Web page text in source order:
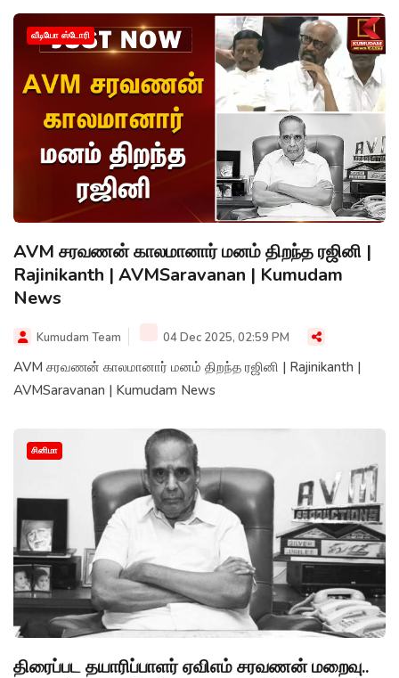
வீடியோ ஸ்டோரி
AVM சரவணன் காலமானார் மனம் திறந்த ரஜினி |
Rajinikanth | AVMSaravanan | Kumudam
News
Kumudam Team 04 Dec 2025, 02:59 PM
AVM சரவணன் காலமானார் மனம் திறந்த ரஜினி | Rajinikanth |
AVMSaravanan | Kumudam News
சினிமா
திரைப்பட தயாரிப்பாளர் ஏவிஎம் சரவணன் மறைவு..